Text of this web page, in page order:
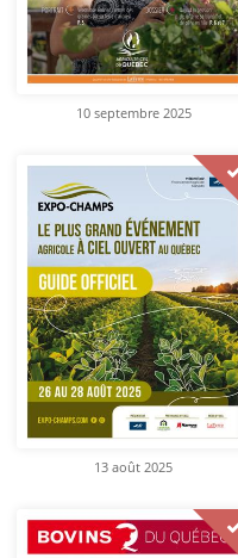
10 septembre 2025
13 août 2025